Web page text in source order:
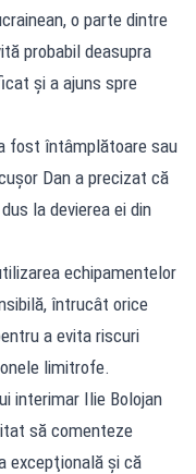
o parte dintre
probabil deasupra
şi a ajuns spre
fost întâmplătoare sau
Dan a precizat că
la devierea ei din
echipamentelor
întrucât orice
a evita riscuri
limitrofe.
interimar Ilie Bolojan
să comenteze
excepţională şi că